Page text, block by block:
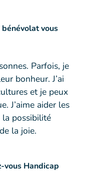
vous
Parfois, je
bonheur. J’ai
et je peux
J’aime aider les
la possibilité
la joie.
vous Handicap